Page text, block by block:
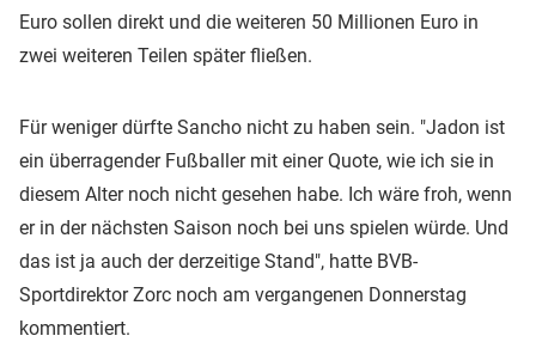
Euro sollen direkt und die weiteren 50 Millionen Euro in
zwei weiteren Teilen später fließen.
Für weniger dürfte Sancho nicht zu haben sein. "Jadon ist
ein überragender Fußballer mit einer Quote, wie ich sie in
diesem Alter noch nicht gesehen habe. Ich wäre froh, wenn
er in der nächsten Saison noch bei uns spielen würde. Und
das ist ja auch der derzeitige Stand", hatte BVB-
Sportdirektor Zorc noch am vergangenen Donnerstag
kommentiert.